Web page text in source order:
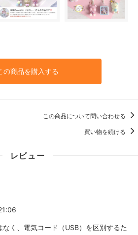
の商品を購入する
この商品について問い合わせる
買い物を続ける
レビュー
く、電気コード（USB）を区別するた